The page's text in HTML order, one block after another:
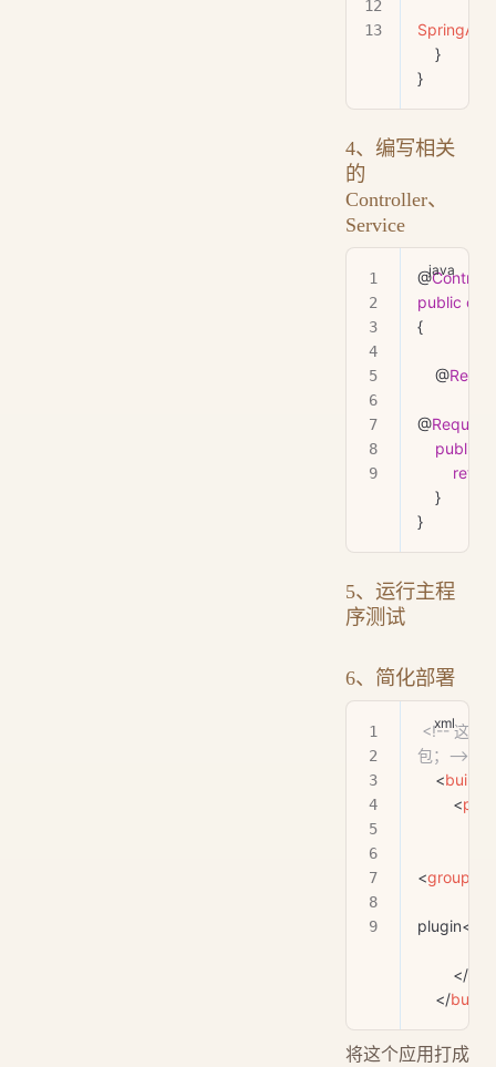
    }
}
4、编写相关
的
Controller、
Service
@
public
{
    @
@
    public
        return
    }
}
5、运行主程
序测试
6、简化部署
包；-->
    <
build
        <
<groupId
plugin</
        </
    </
build
将这个应用打成